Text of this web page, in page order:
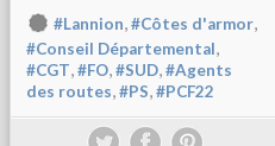
#Lannion,#Côtes d'armor,
#Conseil Départemental,
#CGT,#FO,#SUD,#Agents
des routes,#PS,#PCF22